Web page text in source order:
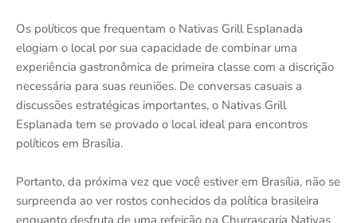
Os políticos que frequentam o Nativas Grill Esplanada
elogiam o local por sua capacidade de combinar uma
experiência gastronômica de primeira classe com a discrição
necessária para suas reuniões. De conversas casuais a
discussões estratégicas importantes, o Nativas Grill
Esplanada tem se provado o local ideal para encontros
políticos em Brasília.
Portanto, da próxima vez que você estiver em Brasília, não se
surpreenda ao ver rostos conhecidos da política brasileira